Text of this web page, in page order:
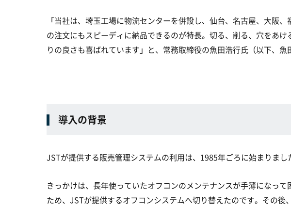
「当社は、埼玉工場に物流センターを併設し、仙台、名古屋、大阪
の注文にもスピーディに納品できるのが特長。切る、削る、穴をあ
りの良さも喜ばれています」と、常務取締役の魚田浩行氏（以下、魚
導入の背景
JSTが提供する販売管理システムの利用は、1985年ごろに始まりまし
きっかけは、長年使っていたオフコンのメンテナンスが手薄になって
ため、JSTが提供するオフコンシステムへ切り替えたのです。その後、